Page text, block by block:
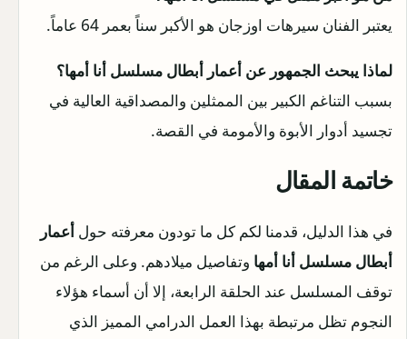
يعتبر الفنان سيرهات اوزجان هو الأكبر سناً بعمر 64 عاماً.
لماذا يبحث الجمهور عن أعمار أبطال مسلسل أنا أمها؟
بسبب التناغم الكبير بين الممثلين والمصداقية العالية في
تجسيد أدوار الأبوة والأمومة في القصة.
خاتمة المقال
في هذا الدليل، قدمنا لكم كل ما تودون معرفته حول أعمار
أبطال مسلسل أنا أمها وتفاصيل ميلادهم. وعلى الرغم من
توقف المسلسل عند الحلقة الرابعة، إلا أن أسماء هؤلاء
النجوم تظل مرتبطة بهذا العمل الدرامي المميز الذي